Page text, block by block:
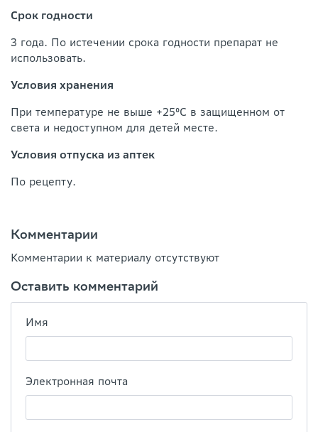
Срок годности
3 года. По истечении срока годности препарат не
использовать.
Условия хранения
При температуре не выше +25°С в защищенном от
света и недоступном для детей месте.
Условия отпуска из аптек
По рецепту.
Комментарии
Комментарии к материалу отсутствуют
Оставить комментарий
Имя
Электронная почта